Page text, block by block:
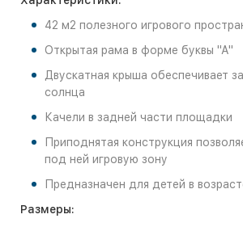
42 м2 полезного игрового
Открытая рама в форме буквы "А"
Двускатная крыша обеспечивает
солнца
Качели в задней части площадки
Приподнятая конструкция
под ней игровую зону
Предназначен для детей в
Размеры: